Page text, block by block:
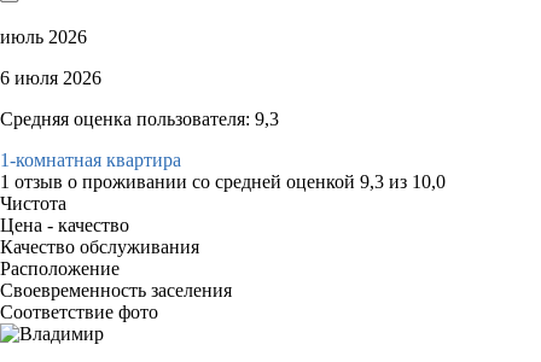
июль 2026
6 июля 2026
Средняя оценка пользователя: 9,3
1-комнатная квартира
1 отзыв о проживании со средней оценкой 9,3 из 10,0
Чистота
Цена - качество
Качество обслуживания
Расположение
Своевременность заселения
Соответствие фото